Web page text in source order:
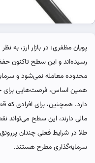
پویان مظفری: در بازار ارز،
رسیده‌اند و این سطح تاکنون
محدوده معامله نمی‌شود و
همین اساس، فرصت‌هایی برای
دارد. همچنین، برای افرادی
مالی دارند، این سطح می‌تواند
طلا در شرایط فعلی چندان
سرمایه‌گذاری مطرح هستند.